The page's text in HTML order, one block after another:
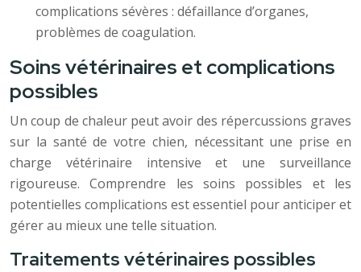
complications sévères : défaillance d’organes,
problèmes de coagulation.
Soins vétérinaires et complications
possibles
Un coup de chaleur peut avoir des répercussions graves
sur la santé de votre chien, nécessitant une prise en
charge vétérinaire intensive et une surveillance
rigoureuse. Comprendre les soins possibles et les
potentielles complications est essentiel pour anticiper et
gérer au mieux une telle situation.
Traitements vétérinaires possibles